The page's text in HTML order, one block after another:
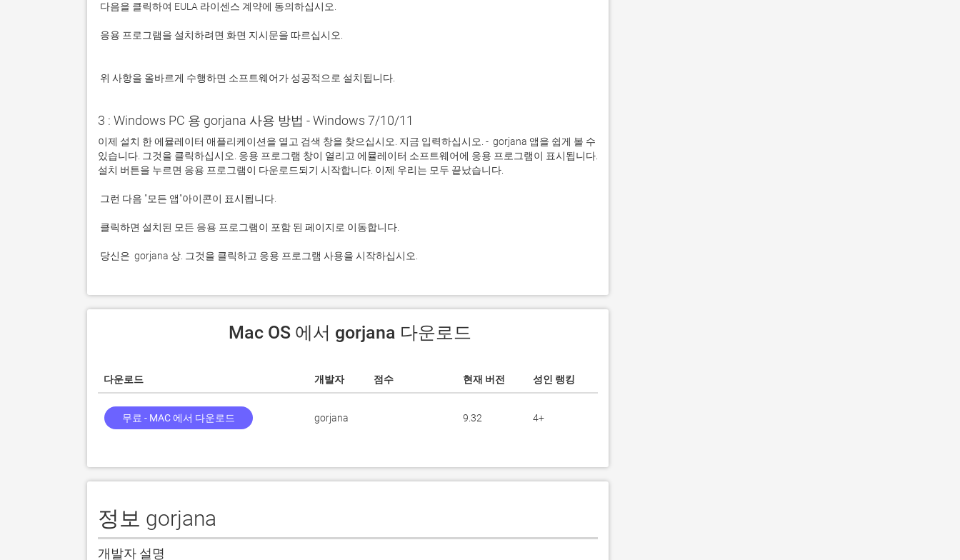
위 사항을 올바르게 수행하면 소프트웨어가 성공적으로 설치됩니다.
3 : Windows PC 용 gorjana 사용 방법 - Windows 7/10/11
이제 설치 한 에뮬레이터 애플리케이션을 열고 검색 창을 찾으십시오. 지금 입력하십시오. -  gorjana 앱을 쉽게 볼 수
있습니다. 그것을 클릭하십시오. 응용 프로그램 창이 열리고 에뮬레이터 소프트웨어에 응용 프로그램이 표시됩니다.
당신은  gorjana 상. 그것을 클릭하고 응용 프로그램 사용을 시작하십시오.
Mac OS 에서 gorjana 다운로드
다운로드 개발자 점수 현재 버전 성인 랭킹
무료 - MAC 에서 다운로드 gorjana 9.32 4+
정보 gorjana
개발자 설명